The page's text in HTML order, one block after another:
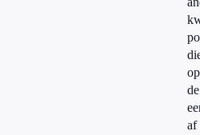
op
de
af